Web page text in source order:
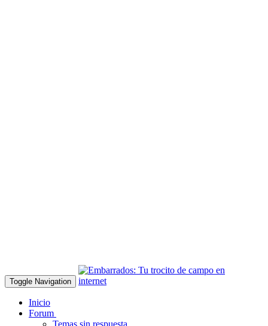
Toggle Navigation
Inicio
Forum
Temas sin respuesta